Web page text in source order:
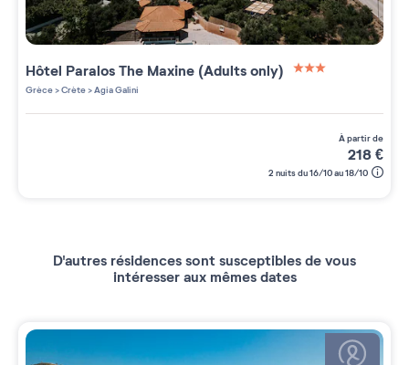
Hôtel Paralos The Maxine (Adults only)
Grèce>Crète>Agia Galini
à partir de
218€
2 nuits du 16/10 au 18/10
D'autres résidences sont susceptibles de vous
intéresser aux mêmes dates